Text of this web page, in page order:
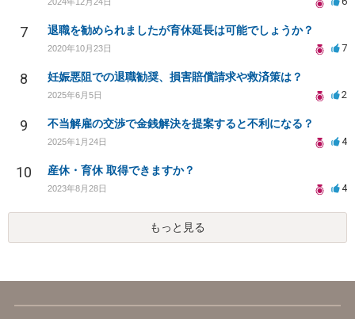
7 退職を勧められましたが育休延長は可能でしょうか？
2020年10月23日 7
8 妊娠悪阻での退職勧奨、損害賠償請求や救済策は？
2025年6月5日 2
9 不当解雇の交渉で金銭解決を提案すると不利になる？
2025年1月24日 4
10 産休・育休 取得できますか？
2023年8月28日 4
もっと見る